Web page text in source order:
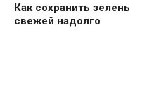
Как сохранить зелень
свежей надолго